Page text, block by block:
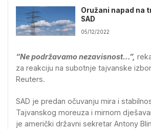
Oružani napad na
SAD
05/12/2022
“Ne podržavamo nezavisnost…”,
za reakciju na subotnje tajvanske
Reuters.
SAD je predan očuvanju mira i
Tajvanskog moreuza i mirnom
je američki državni sekretar Antony